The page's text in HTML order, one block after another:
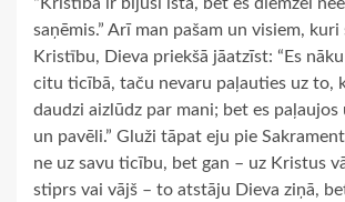
saņēmis.” Arī man pašam un visiem, kuri
Kristību, Dieva priekšā jāatzīst: “Es
citu ticībā, taču nevaru paļauties uz to,
daudzi aizlūdz par mani; bet es paļaujos
un pavēli.” Gluži tāpat eju pie
ne uz savu ticību, bet gan – uz Kristus
stiprs vai vājš – to atstāju Dieva ziņā,